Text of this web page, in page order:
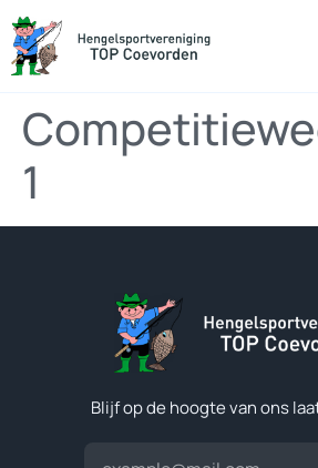
1
Blijf op de hoogte van ons